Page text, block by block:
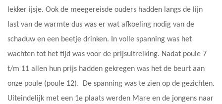
lekker ijsje. Ook de meegereisde ouders hadden langs de lijn
last van de warmte dus was er wat afkoeling nodig van de
schaduw en een beetje drinken. In volle spanning was het
wachten tot het tijd was voor de prijsuitreiking. Nadat poule 7
t/m 11 allen hun prijs hadden gekregen was het de beurt aan
onze poule (poule 12). De spanning was te zien op de gezichten.
Uiteindelijk met een 1e plaats werden Mare en de jongens naar